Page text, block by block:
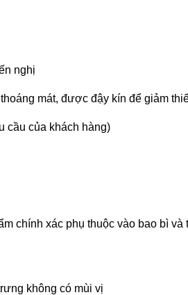
nghị
mát, được đậy kín để giảm
cầu của khách hàng)
chính xác phụ thuộc vào bao bì và
không có mùi vị